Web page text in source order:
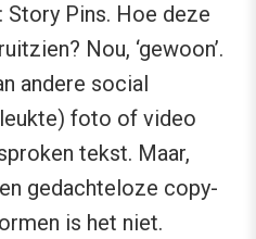
Story Pins. Hoe deze
Nou, ‘gewoon’.
andere social
foto of video
tekst. Maar,
gedachteloze copy-
is het niet.